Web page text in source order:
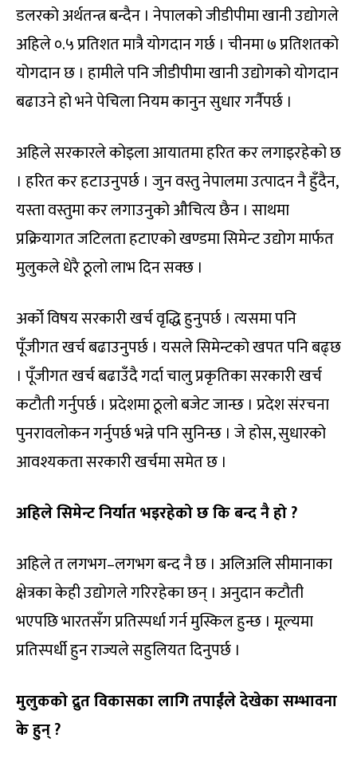
डलरको अर्थतन्त्र बन्दैन । नेपालको जीडीपीमा खानी उद्योगले
अहिले ०.५ प्रतिशत मात्रै योगदान गर्छ । चीनमा ७ प्रतिशतको
योगदान छ । हामीले पनि जीडीपीमा खानी उद्योगको योगदान
बढाउने हो भने पेचिला नियम कानुन सुधार गर्नैपर्छ ।
अहिले सरकारले कोइला आयातमा हरित कर लगाइरहेको छ
। हरित कर हटाउनुपर्छ । जुन वस्तु नेपालमा उत्पादन नै हुँदैन,
यस्ता वस्तुमा कर लगाउनुको औचित्य छैन । साथमा
प्रक्रियागत जटिलता हटाएको खण्डमा सिमेन्ट उद्योग मार्फत
मुलुकले धेरै ठूलो लाभ दिन सक्छ ।
अर्को विषय सरकारी खर्च वृद्धि हुनुपर्छ । त्यसमा पनि
पूँजीगत खर्च बढाउनुपर्छ । यसले सिमेन्टको खपत पनि बढ्छ
। पूँजीगत खर्च बढाउँदै गर्दा चालु प्रकृतिका सरकारी खर्च
कटौती गर्नुपर्छ । प्रदेशमा ठूलो बजेट जान्छ । प्रदेश संरचना
पुनरावलोकन गर्नुपर्छ भन्ने पनि सुनिन्छ । जे होस, सुधारको
आवश्यकता सरकारी खर्चमा समेत छ ।
अहिले सिमेन्ट निर्यात भइरहेको छ कि बन्द नै हो ?
अहिले त लगभग–लगभग बन्द नै छ । अलिअलि सीमानाका
क्षेत्रका केही उद्योगले गरिरहेका छन् । अनुदान कटौती
भएपछि भारतसँग प्रतिस्पर्धा गर्न मुस्किल हुन्छ । मूल्यमा
प्रतिस्पर्धी हुन राज्यले सहुलियत दिनुपर्छ ।
मुलुकको द्रुत विकासका लागि तपाईंले देखेका सम्भावना
के हुन् ?